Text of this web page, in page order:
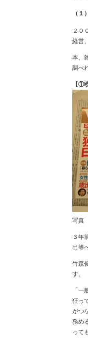
（
２０
経営
本、
調べ
【①
写真
３年
出等
竹森
す。
「
狂っ
がつ
務め
って